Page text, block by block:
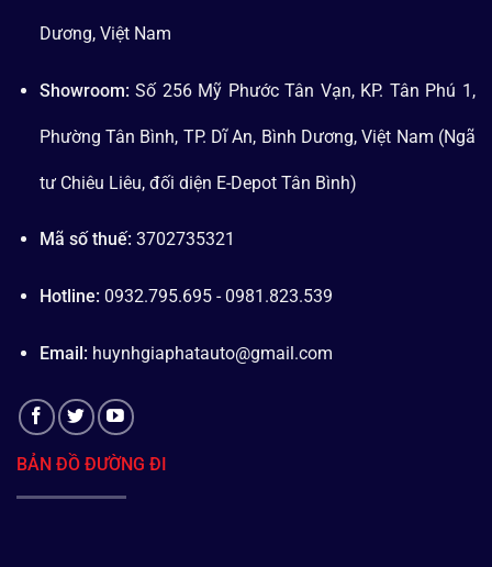
Dương, Việt Nam
Showroom: Số 256 Mỹ Phước Tân Vạn, KP. Tân Phú 1,
Phường Tân Bình, TP. Dĩ An, Bình Dương, Việt Nam (Ngã
tư Chiêu Liêu, đối diện E-Depot Tân Bình)
Mã số thuế: 3702735321
Hotline: 0932.795.695 - 0981.823.539
Email: huynhgiaphatauto@gmail.com
BẢN ĐỒ ĐƯỜNG ĐI